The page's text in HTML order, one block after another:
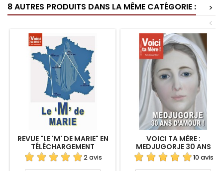
8 AUTRES PRODUITS DANS LA MÊME CATÉGORIE :
>
<
REVUE "LE 'M' DE MARIE" EN
TÉLÉCHARGEMENT
2 avis
VOICI TA MÈRE :
MEDJUGORJE 30 ANS
D'AMOUR ! EN
TÉLÉCHARGEMENT
10 avis